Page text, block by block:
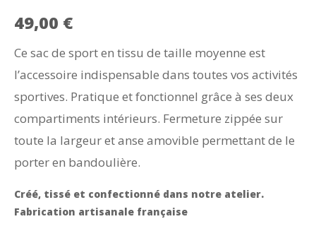
49,00 €
Ce sac de sport en tissu de taille moyenne est
l’accessoire indispensable dans toutes vos activités
sportives. Pratique et fonctionnel grâce à ses deux
compartiments intérieurs. Fermeture zippée sur
toute la largeur et anse amovible permettant de le
porter en bandoulière.
Créé, tissé et confectionné dans notre atelier.
Fabrication artisanale française